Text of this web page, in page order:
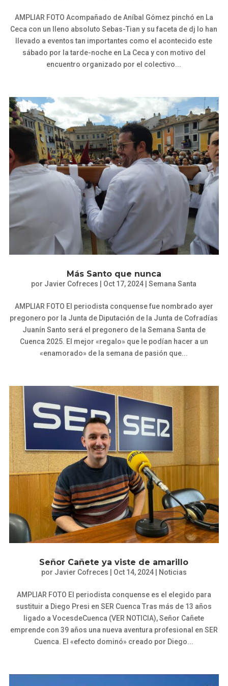
AMPLIAR FOTO Acompañado de Aníbal Gómez pinchó en La
Ceca con un lleno absoluto Sebas-Tian y su faceta de dj lo han
llevado a eventos tan importantes como el acontecido este
sábado por la tarde-noche en La Ceca y con motivo del
encuentro organizado por el colectivo...
Más Santo que nunca
por Javier Cofreces Oct 17, 2024 |Semana Santa
AMPLIAR FOTO El periodista conquense fue nombrado ayer
pregonero por la Junta de Diputación de la Junta de Cofradías
Juanín Santo será el pregonero de la Semana Santa de
Cuenca 2025. El mejor «regalo» que le podían hacer a un
«enamorado» de la semana de pasión que...
Señor Cañete ya viste de amarillo
por Javier Cofreces Oct 14, 2024| Noticias
AMPLIAR FOTO El periodista conquense es el elegido para
sustituir a Diego Presi en SER Cuenca Tras más de 13 años
ligado a VocesdeCuenca (VER NOTICIA), Señor Cañete
emprende con 39 años una nueva aventura profesional en SER
Cuenca. El «efecto dominó» creado por Diego...